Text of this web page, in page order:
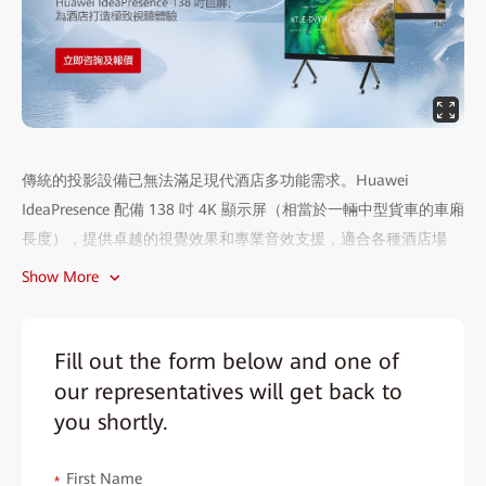
傳統的投影設備已無法滿足現代酒店多功能需求。Huawei
IdeaPresence 配備 138 吋 4K 顯示屏（相當於一輛中型貨車的車廂
長度），提供卓越的視覺效果和專業音效支援，適合各種酒店場
景：
休閒娛樂區：為酒店休閒區域增添魅力，提供沉浸式的視覺和聽
覺享受，讓客人感受到如影院般的震撼。
多功能活動廳：舉辦企業活動、產品發布會或展覽，無論是文字
Show More
Fill out the form below and one of
our representatives will get back to
you shortly.
* First Name